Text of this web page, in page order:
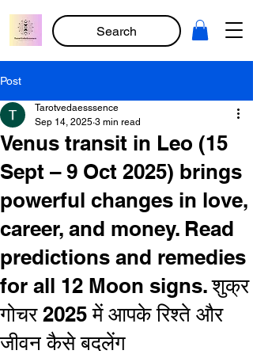
Search
Post
Venus transit in Leo (15
Sept – 9 Oct 2025) brings
powerful changes in love,
career, and money. Read
predictions and remedies
for all 12 Moon signs. शुक्र
गोचर 2025 में आपके रिश्ते और
जीवन कैसे बदलेंग
Tarotvedaesssence
Sep 14, 2025 3 min read